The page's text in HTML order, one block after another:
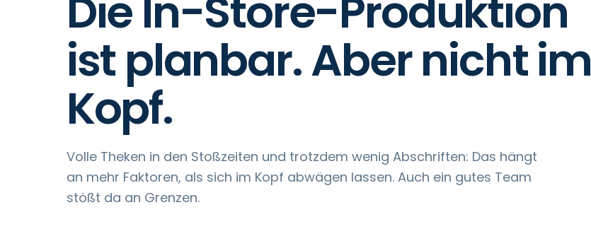
ist planbar. Aber nicht im
Kopf.
Volle Theken in den Stoßzeiten und trotzdem wenig Abschriften: Das hängt
an mehr Faktoren, als sich im Kopf abwägen lassen. Auch ein gutes Team
stößt da an Grenzen.